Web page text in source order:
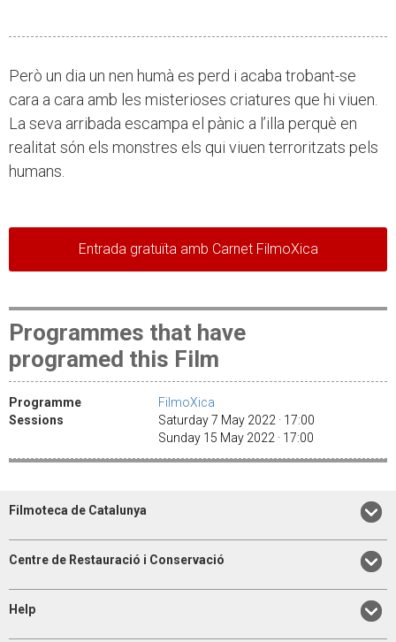
Però un dia un nen humà es perd i acaba trobant-se
cara a cara amb les misterioses criatures que hi viuen.
La seva arribada escampa el pànic a l’illa perquè en
realitat són els monstres els qui viuen terroritzats pels
humans.
Entrada gratuïta amb Carnet FilmoXica
Programmes that have
programed this Film
Programme
FilmoXica
Sessions
Saturday 7 May 2022 · 17:00
Sunday 15 May 2022 · 17:00
Filmoteca de Catalunya
Centre de Restauració i Conservació
Help